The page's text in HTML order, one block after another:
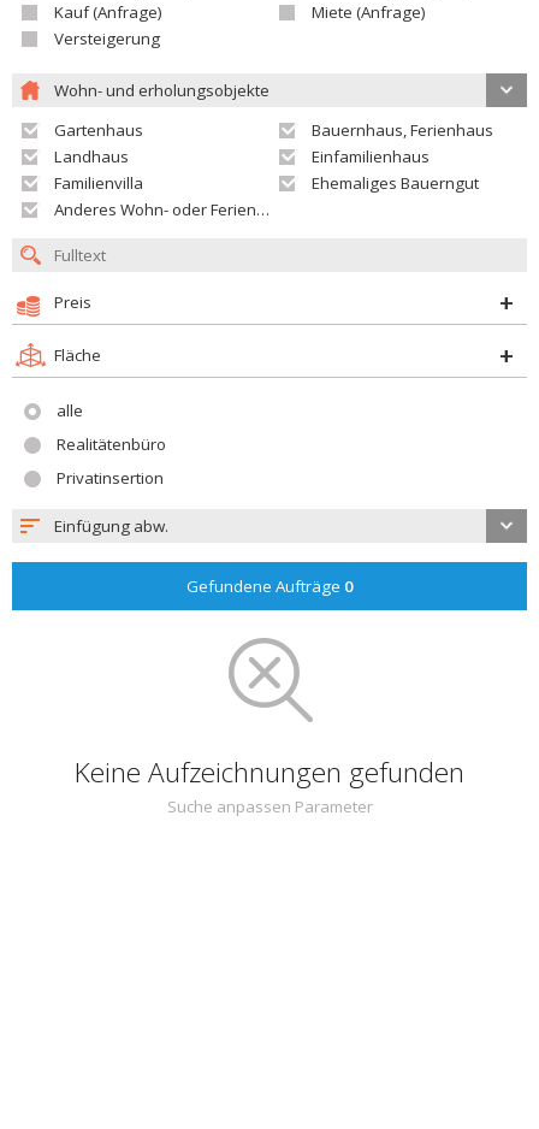
Kauf (Anfrage)
Miete (Anfrage)
Versteigerung
Wohn- und erholungsobjekte
Gartenhaus
Bauernhaus, Ferienhaus
Landhaus
Einfamilienhaus
Familienvilla
Ehemaliges Bauerngut
Anderes Wohn- oder Ferienobjekt
Preis
Fläche
alle
Realitätenbüro
Privatinsertion
Einfügung abw.
Gefundene Aufträge 0
Keine Aufzeichnungen gefunden
Suche anpassen Parameter